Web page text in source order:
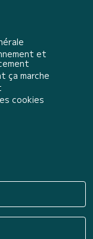
et
ça marche
cookies